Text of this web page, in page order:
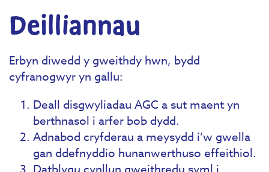
Deilliannau
Erbyn diwedd y gweithdy hwn, bydd
cyfranogwyr yn gallu:
Deall disgwyliadau AGC a sut maent yn
berthnasol i arfer bob dydd.
Adnabod cryfderau a meysydd i’w gwella
gan ddefnyddio hunanwerthuso effeithiol.
Datblygu cynllun gweithredu syml i